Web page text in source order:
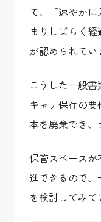
て、「速やか
まりしばらく
が認められてい
こうした一般
キャナ保存の
本を廃棄でき、
保管スペース
進できるので、
を検討してみて